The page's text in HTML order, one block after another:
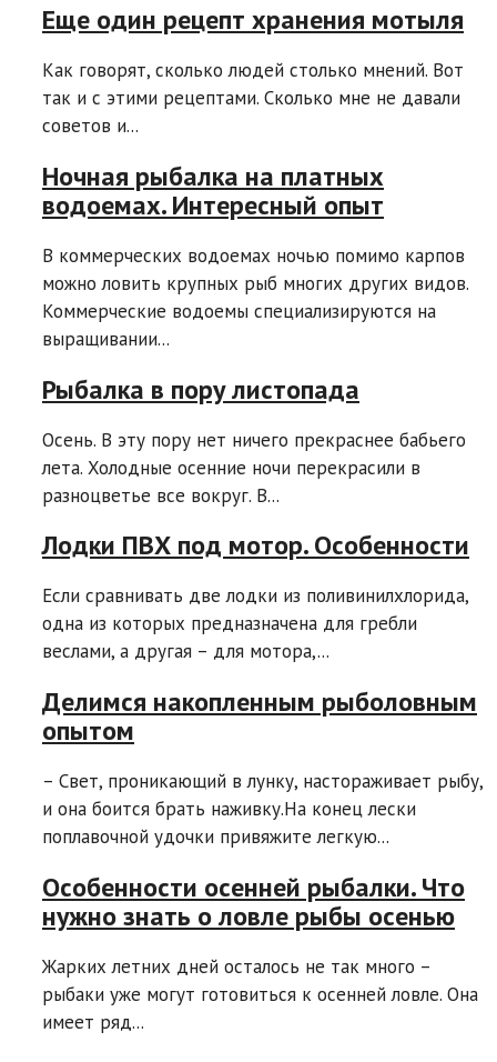
Еще один рецепт хранения мотыля
Как говорят, сколько людей столько мнений. Вот
так и с этими рецептами. Сколько мне не давали
советов и...
Ночная рыбалка на платных
водоемах. Интересный опыт
В коммерческих водоемах ночью помимо карпов
можно ловить крупных рыб многих других видов.
Коммерческие водоемы специализируются на
выращивании...
Рыбалка в пору листопада
Осень. В эту пору нет ничего прекраснее бабьего
лета. Холодные осенние ночи перекрасили в
разноцветье все вокруг. В...
Лодки ПВХ под мотор. Особенности
Если сравнивать две лодки из поливинилхлорида,
одна из которых предназначена для гребли
веслами, а другая – для мотора,...
Делимся накопленным рыболовным
опытом
– Свет, проникающий в лунку, настораживает рыбу,
и она боится брать наживку.На конец лески
поплавочной удочки привяжите легкую...
Особенности осенней рыбалки. Что
нужно знать о ловле рыбы осенью
Жарких летних дней осталось не так много –
рыбаки уже могут готовиться к осенней ловле. Она
имеет ряд...